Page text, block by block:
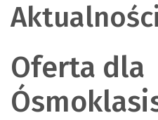
Aktualności
Oferta dla